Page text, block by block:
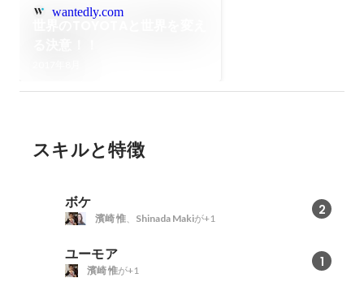
wantedly.com
スキルと特徴
ボケ 2
濱崎 惟、 Shinada Makiが+1
ユーモア 1
濱崎 惟が+1